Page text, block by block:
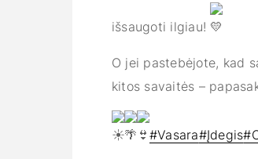
išsaugoti ilgiau!
O jei pastebėjote, kad
kitos savaitės –
#Vasara#Įdegis